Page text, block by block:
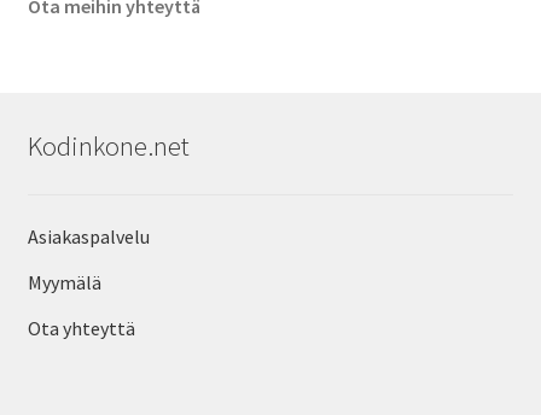
Ota meihin yhteyttä
Kodinkone.net
Asiakaspalvelu
Myymälä
Ota yhteyttä